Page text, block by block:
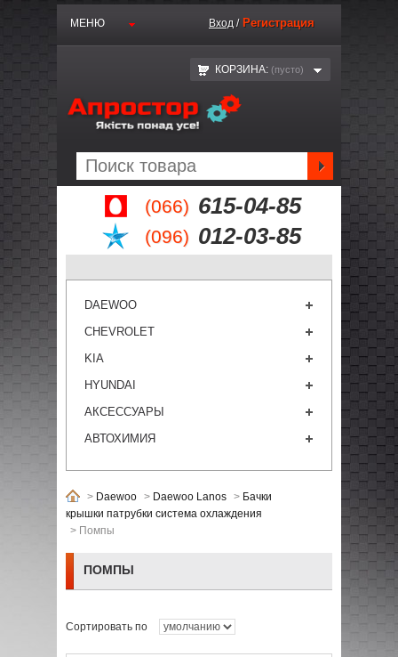
(066) 615-04-85
(096) 012-03-85
МЕНЮ Вход / Регистрация
КОРЗИНА: (пустo)
DAEWOO
CHEVROLET
KIA
HYUNDAI
АКСЕССУАРЫ
АВТОХИМИЯ
> Daewoo > Daewoo Lanos > Бачки
крышки патрубки система охлаждения
> Помпы
ПОМПЫ
Сортировать по